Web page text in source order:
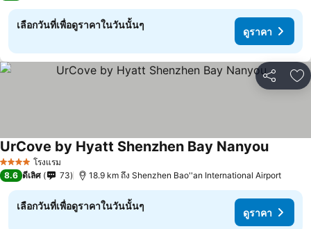
เลือกวันที่เพื่อดูราคาในวันนั้นๆ
ดูราคา
แชร์ เ
4 ดาว โรงแรม
UrCove by Hyatt Shenzhen Bay Nanyouดูราคา
8.6 ดีเลิศ 73 18.9 km ถึง Shenzhen Bao''an International Airport
เลือกวันที่เพื่อดูราคาในวันนั้นๆ
ดูราคา